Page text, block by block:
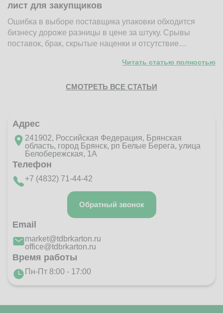
лист для закупщиков
Ошибка в выборе поставщика упаковки обходится
бизнесу дороже разницы в цене за штуку. Срывы
поставок, брак, скрытые наценки и отсутствие…
Читать статью полностью
СМОТРЕТЬ ВСЕ СТАТЬИ
Адрес
241902, Российская Федерация, Брянская
область, город Брянск, рп Белые Берега, улица
Белобережская, 1А
Телефон
+7 (4832) 71-44-42
Обратный звонок
Email
market@tdbrkarton.ru
office@tdbrkarton.ru
Время работы
Пн-Пт 8:00 - 17:00